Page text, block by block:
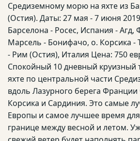
Средиземному морю на яхте из
(Остия). Даты: 27 мая - 7 июня
Барселона - Росес, Испания - Агд,
Марсель - Бонифачо, о. Корсика -
- Рим (Остия), Италия Цена: 750
Спокойный 10 дневный круизный
яхте по центральной части
вдоль Лазурного берега Франции
Корсика и Сардиния. Это самые
Европы и самое лучшее время
границе между весной и летом.